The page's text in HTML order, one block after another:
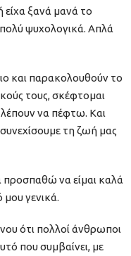
είχα ξανά μανά το
ψυχολογικά. Απλά
και παρακολουθούν το
τους, σκέφτομαι
να πέφτω. Και
τη ζωή μας
προσπαθώ να είμαι καλά
μου γενικά.
ότι πολλοί άνθρωποι
που συμβαίνει, με